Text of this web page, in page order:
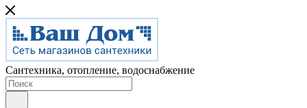
Сантехника, отопление, водоснабжение